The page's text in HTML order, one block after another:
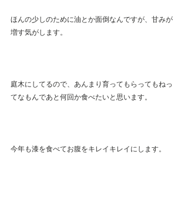
ほんの少しのために油とか面倒なんですが、甘みが
増す気がします。
庭木にしてるので、あんまり育ってもらってもねっ
てなもんであと何回か食べたいと思います。
今年も漆を食べてお腹をキレイキレイにします。